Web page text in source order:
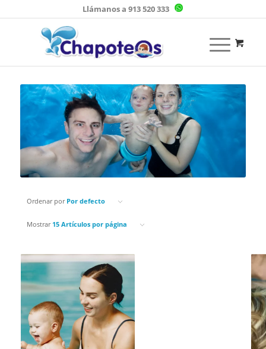
Llámanos a 913 520 333
Ordenar por Por defecto
Mostrar 15 Artículos por página